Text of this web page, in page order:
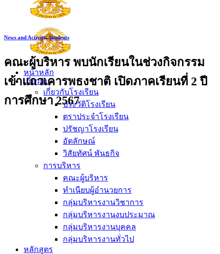
หน้าหลัก
เกี่ยวกับ
เกี่ยวกับโรงเรียน
ประวัติโรงเรียน
ตราประจำโรงเรียน
ปรัชญาโรงเรียน
อัตลักษณ์
วิสัยทัศน์ พันธกิจ
การบริหาร
คณะผู้บริหาร
ทำเนียบผู้อำนวยการ
กลุ่มบริหารงานวิชาการ
กลุ่มบริหารงานงบประมาณ
กลุ่มบริหารงานบุคคล
กลุ่มบริหารงานทั่วไป
หลักสูตร
News and Activity,Students
คณะผู้บริหาร พบนักเรียนในช่วงกิจกรรม
เข้าแถวเคารพธงชาติ เปิดภาคเรียนที่ 2 ปี
การศึกษา 2567